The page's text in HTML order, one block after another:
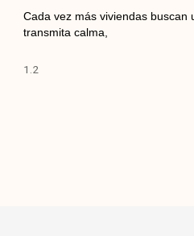
Cada vez más viviendas buscan
transmita calma,